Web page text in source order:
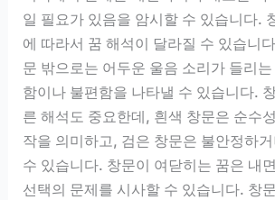
일 필요가 있음을 암시할 수 있습니다.
에 따라서 꿈 해석이 달라질 수 있습니
문 밖으로는 어두운 울음 소리가 들리
함이나 불편함을 나타낼 수 있습니다.
른 해석도 중요한데, 흰색 창문은 순수
작을 의미하고, 검은 창문은 불안정하
수 있습니다. 창문이 여닫히는 꿈은 내
선택의 문제를 시사할 수 있습니다. 창